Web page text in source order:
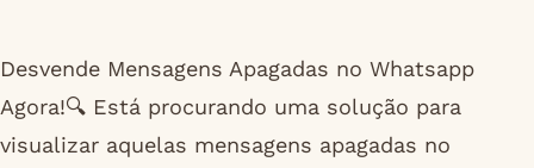
Desvende Mensagens Apagadas no Whatsapp
Agora!🔍 Está procurando uma solução para
visualizar aquelas mensagens apagadas no